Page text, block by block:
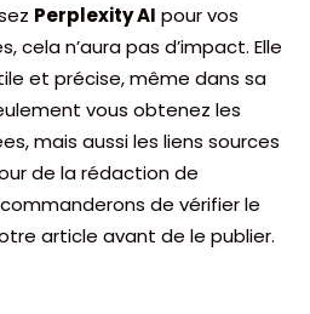
Perplexity AI pour vos
cela n’aura pas d’impact. Elle
et précise, même dans sa
vous obtenez les
mais aussi les liens sources
de la rédaction de
de vérifier le
article avant de le publier.